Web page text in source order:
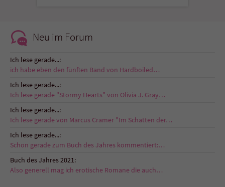
Neu im Forum
Ich lese gerade...:
ich habe eben den fünften Band von Hardboiled…
Ich lese gerade...:
Ich lese gerade "Stormy Hearts" von Olivia J. Gray…
Ich lese gerade...:
Ich lese gerade von Marcus Cramer "Im Schatten der…
Ich lese gerade...:
Schon gerade zum Buch des Jahres kommentiert:…
Buch des Jahres 2021:
Also generell mag ich erotische Romane die auch…